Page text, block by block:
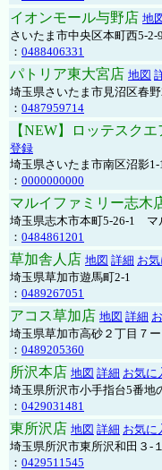
イオンモール与野店 地
さいたま市中央区本町西5-
： 0488406331
パトリア東大宮店 地図
埼玉県さいたま市見沼区春
： 0487959714
【NEW】ロッテスク
登録
埼玉県さいたま市南区沼影
： 0000000000
マルイファミリー志木
埼玉県志木市本町5-26-1 マ
： 0484861201
草加舎人店 地図 詳細 お
埼玉県草加市遊馬町2-1
： 0489267051
アコス草加店 地図 詳細
埼玉県草加市高砂２丁目７
： 0489205360
所沢本店 地図 詳細 お気に
埼玉県所沢市小手指台5番地
： 0429031481
東所沢店 地図 詳細 お気に
埼玉県所沢市東所沢和田３-
： 0429511545